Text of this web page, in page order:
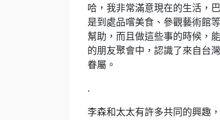
哈，我非常滿意現在的生活，
是到處品嚐美食、參觀藝術館
幫助，而且做這些事的時候，
的朋友聚會中，認識了來自台
眷屬。
.
李森和太太有許多共同的興趣